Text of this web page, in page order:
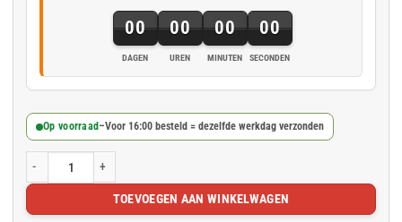
00
DAGEN
00
UREN
00
MINUTEN
00
SECONDEN
Op voorraad –Voor 16:00 besteld = dezelfde werkdag verzonden
Groen PVC afdekzeil 5x6m 600gr/m² aantal
TOEVOEGEN AAN WINKELWAGEN